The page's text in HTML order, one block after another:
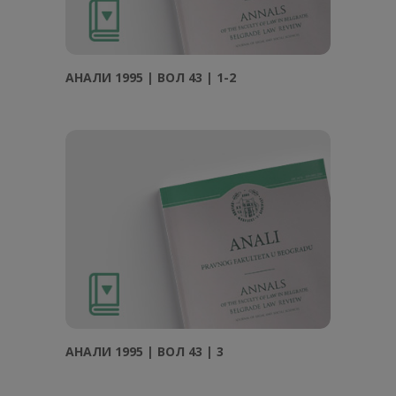
АНAЛИ 1995 | ВОЛ 43 | 1-2
АНAЛИ 1995 | ВОЛ 43 | 3